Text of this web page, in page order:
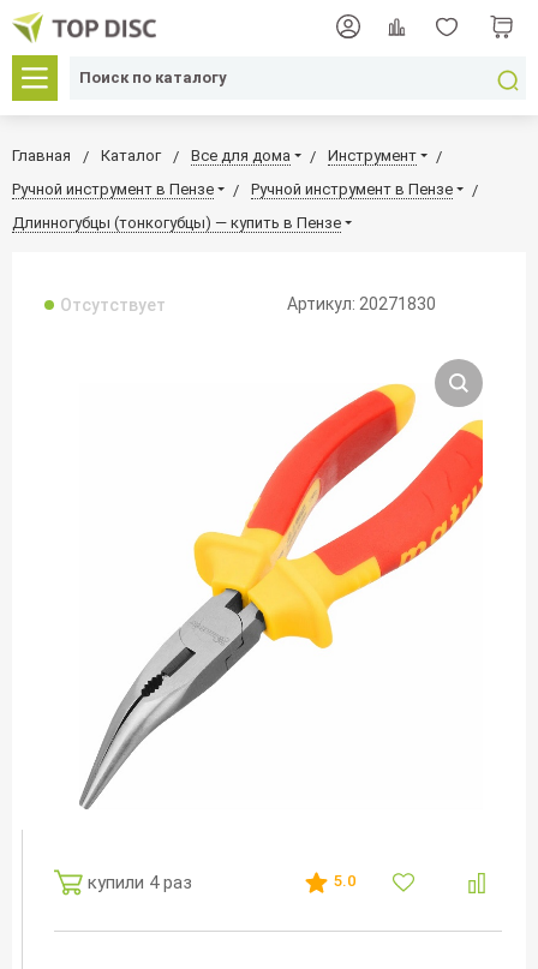
Главная Каталог Все для дома
Инструмент
Ручной инструмент в Пензе
Ручной инструмент в Пензе
Длинногубцы (тонкогубцы) — купить в Пензе
Отсутствует Артикул: 20271830
купили 4 раз 5.0